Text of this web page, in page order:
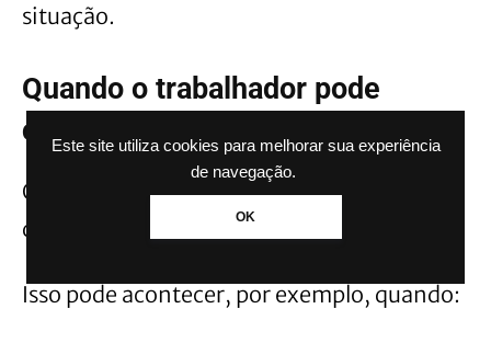
Este site utiliza cookies para melhorar sua experiência
de navegação.
OK
situação.
Quando o trabalhador pode
contestar o corte
O trabalhador pode questionar a suspensão
do benefício em alguns casos específicos.
Isso pode acontecer, por exemplo, quando: